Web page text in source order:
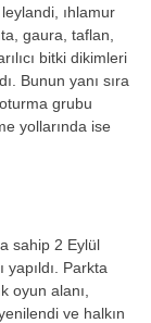
ıhlamur
gaura, taflan,
bitki dikimleri
Bunun yanı sıra
grubu
yollarında ise
sahip 2 Eylül
yapıldı. Parkta
oyun alanı,
ve halkın